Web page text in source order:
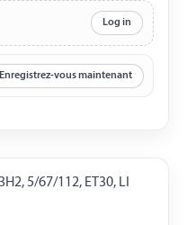
Log in
Enregistrez-vous maintenant